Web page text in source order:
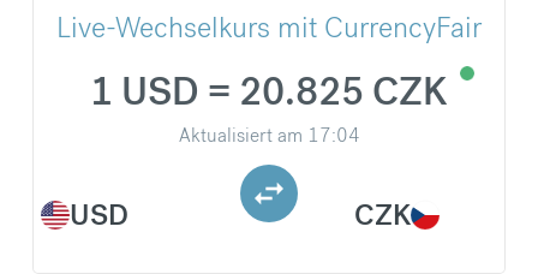
Live-Wechselkurs mit CurrencyFair
USD
1 USD = 20.825 CZK
Aktualisiert am 17:04
CZK